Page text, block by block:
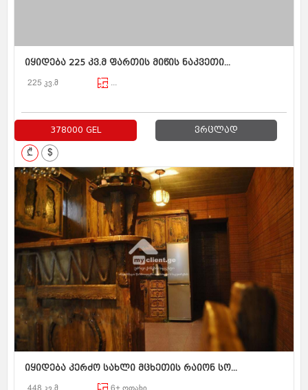
იყიდება 225 კვ.მ ფართის მიწის ნაკვეთი...
225 კვ.მ ...
378000 GEL ვრცლად
₾ $
იყიდება კერძო სახლი მცხეთის რაიონ სო...